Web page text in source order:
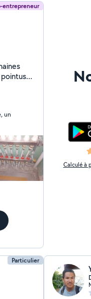
entrepreneur
un
Calculé à
Particulier